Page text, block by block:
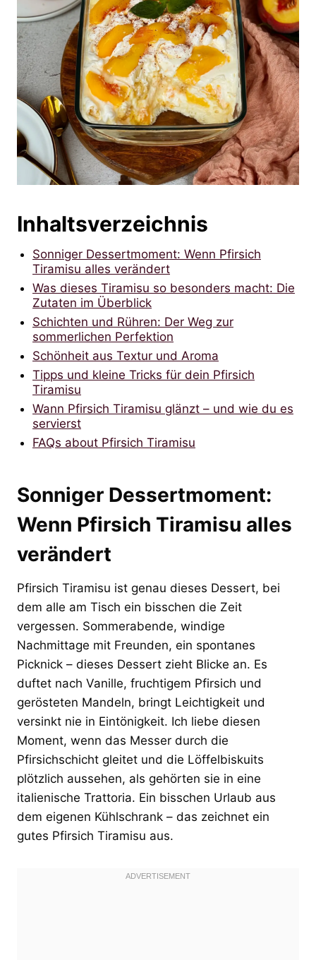
Inhaltsverzeichnis
Sonniger Dessertmoment: Wenn Pfirsich
Tiramisu alles verändert
Was dieses Tiramisu so besonders macht: Die
Zutaten im Überblick
Schichten und Rühren: Der Weg zur
sommerlichen Perfektion
Schönheit aus Textur und Aroma
Tipps und kleine Tricks für dein Pfirsich
Tiramisu
Wann Pfirsich Tiramisu glänzt – und wie du es
servierst
FAQs about Pfirsich Tiramisu
Sonniger Dessertmoment:
Wenn Pfirsich Tiramisu alles
verändert
Pfirsich Tiramisu ist genau dieses Dessert, bei
dem alle am Tisch ein bisschen die Zeit
vergessen. Sommerabende, windige
Nachmittage mit Freunden, ein spontanes
Picknick – dieses Dessert zieht Blicke an. Es
duftet nach Vanille, fruchtigem Pfirsich und
gerösteten Mandeln, bringt Leichtigkeit und
versinkt nie in Eintönigkeit. Ich liebe diesen
Moment, wenn das Messer durch die
Pfirsichschicht gleitet und die Löffelbiskuits
plötzlich aussehen, als gehörten sie in eine
italienische Trattoria. Ein bisschen Urlaub aus
dem eigenen Kühlschrank – das zeichnet ein
gutes Pfirsich Tiramisu aus.